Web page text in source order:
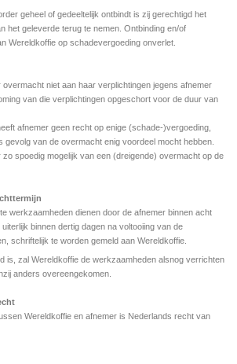
geheel of gedeeltelijk ontbindt is zij gerechtigd het
het geleverde terug te nemen. Ontbinding en/of
Wereldkoffie op schadevergoeding onverlet.
overmacht niet aan haar verplichtingen jegens afnemer
van die verplichtingen opgeschort voor de duur van
afnemer geen recht op enige (schade-)vergoeding,
gevolg van de overmacht enig voordeel mocht hebben.
zo spoedig mogelijk van een (dreigende) overmacht op de
werkzaamheden dienen door de afnemer binnen acht
binnen dertig dagen na voltooiing van de
schriftelijk te worden gemeld aan Wereldkoffie.
is, zal Wereldkoffie de werkzaamheden alsnog verrichten
anders overeengekomen.
Wereldkoffie en afnemer is Nederlands recht van